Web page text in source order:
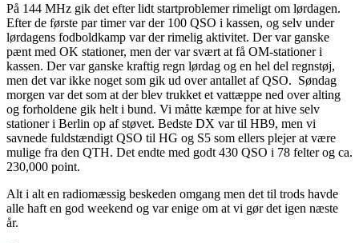
På 144 MHz gik det efter lidt startproblemer rimeligt om lørdagen.
Efter de første par timer var der 100 QSO i kassen, og selv under
lørdagens fodboldkamp var der rimelig aktivitet. Der var ganske
pænt med OK stationer, men der var svært at få OM-stationer i
kassen. Der var ganske kraftig regn lørdag og en hel del regnstøj,
men det var ikke noget som gik ud over antallet af QSO. Søndag
morgen var det som at der blev trukket et vattæppe ned over alting
og forholdene gik helt i bund. Vi måtte kæmpe for at hive selv
stationer i Berlin op af støvet. Bedste DX var til HB9, men vi
savnede fuldstændigt QSO til HG og S5 som ellers plejer at være
mulige fra den QTH. Det endte med godt 430 QSO i 78 felter og ca.
230,000 point.
Alt i alt en radiomæssig beskeden omgang men det til trods havde
alle haft en god weekend og var enige om at vi gør det igen næste
år.